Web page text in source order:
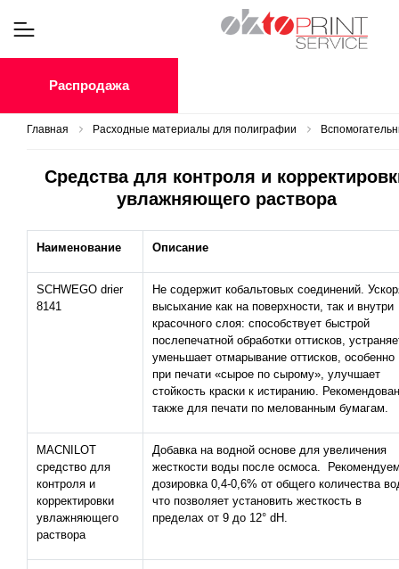
Распродажа
Главная Расходные материалы для полиграфии
Средства для контроля и
увлажняющего раствора
Наименование Описание
SCHWEGO drier
8141
Не содержит кобальтовых соединений.
высыхание как на поверхности, так и внутри
красочного слоя: способствует быстрой
послепечатной обработки оттисков,
уменьшает отмарывание оттисков, особенно
при печати «сырое по сырому», улучшает
стойкость краски к истиранию.
также для печати по мелованным бумагам.
MACNILOT
средство для
контроля и
корректировки
увлажняющего
раствора
Добавка на водной основе для увеличения
жесткости воды после осмоса.
дозировка 0,4-0,6% от общего количества
что позволяет установить жесткость в
пределах от 9 до 12° dH.